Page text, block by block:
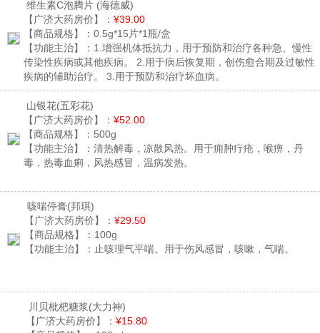
维生素C泡腾片 (海德威)
【广济大药房价】： ¥39.00
【商品规格】： 0.5g*15片*1瓶/盒
【功能主治】： 1.增强机体抵抗力，用于预防和治疗各种急、慢性
传染性疾病或其他疾病。 2.用于病后恢复期，创伤愈合期及过敏性
疾病的辅助治疗。 3.用于预防和治疗坏血病。
山银花(五彩花)
【广济大药房价】： ¥52.00
【商品规格】： 500g
【功能主治】： 清热解毒，凉散风热。用于痈肿疔疮，喉痹，丹
毒，热毒血痢，风热感冒，温病发热。
咳喘停膏(邦琪)
【广济大药房价】： ¥29.50
【商品规格】： 100g
【功能主治】： 止咳理气平喘。用于伤风感冒，咳嗽，气喘。
川贝枇杷糖浆(大力神)
【广济大药房价】： ¥15.80